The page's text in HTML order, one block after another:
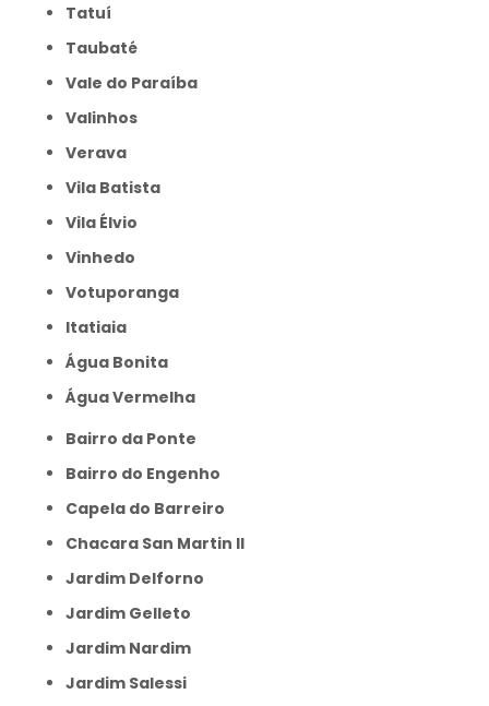
Tatuí
Taubaté
Vale do Paraíba
Valinhos
Verava
Vila Batista
Vila Élvio
Vinhedo
Votuporanga
itatiaia
Água Bonita
Água Vermelha
Bairro da Ponte
Bairro do Engenho
Capela do Barreiro
Chacara San Martin II
Jardim Delforno
Jardim Gelleto
Jardim Nardim
Jardim Salessi